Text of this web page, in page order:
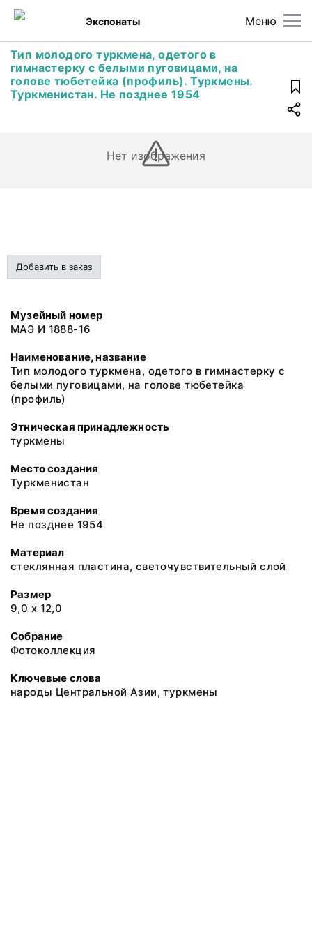
Меню
Экспонаты
Тип молодого туркмена, одетого в
гимнастерку с белыми пуговицами, на
голове тюбетейка (профиль). Туркмены.
Туркменистан. Не позднее 1954
Нет изображения
Добавить в заказ
Музейный номер
МАЭ И 1888-16
Наименование, название
Тип молодого туркмена, одетого в гимнастерку с
белыми пуговицами, на голове тюбетейка
(профиль)
Этническая принадлежность
туркмены
Место создания
Туркменистан
Время создания
Не позднее 1954
Материал
стеклянная пластина, светочувствительный слой
Размер
9,0 х 12,0
Собрание
Фотоколлекция
Ключевые слова
народы Центральной Азии, туркмены